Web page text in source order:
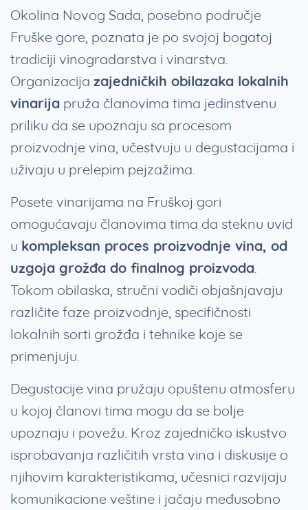
Okolina Novog Sada, posebno područje
Fruške gore, poznata je po svojoj bogatoj
tradiciji vinogradarstva i vinarstva.
Organizacija zajedničkih obilazaka lokalnih
vinarija pruža članovima tima jedinstvenu
priliku da se upoznaju sa procesom
proizvodnje vina, učestvuju u degustacijama i
uživaju u prelepim pejzažima.
Posete vinarijama na Fruškoj gori
omogućavaju članovima tima da steknu uvid
u kompleksan proces proizvodnje vina, od
uzgoja grožđa do finalnog proizvoda
Tokom obilaska, stručni vodiči objašnjavaju
različite faze proizvodnje, specifičnosti
lokalnih sorti grožđa i tehnike koje se
primenjuju.
Degustacije vina pružaju opuštenu atmosferu
u kojoj članovi tima mogu da se bolje
upoznaju i povežu. Kroz zajedničko iskustvo
isprobavanja različitih vrsta vina i diskusije o
njihovim karakteristikama, učesnici razvijaju
komunikacione veštine i jačaju međusobno